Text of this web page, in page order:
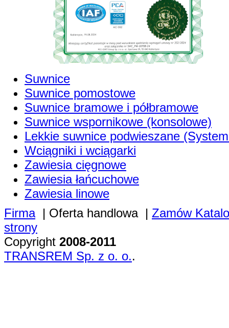
Suwnice
Suwnice pomostowe
Suwnice bramowe i półbramowe
Suwnice wspornikowe (konsolowe)
Lekkie suwnice podwieszane
Wciągniki i wciągarki
Zawiesia cięgnowe
Zawiesia łańcuchowe
Zawiesia linowe
Firma| Oferta handlowa| Zamów
strony
Copyright 2008-2011
TRANSREM Sp. z o. o..